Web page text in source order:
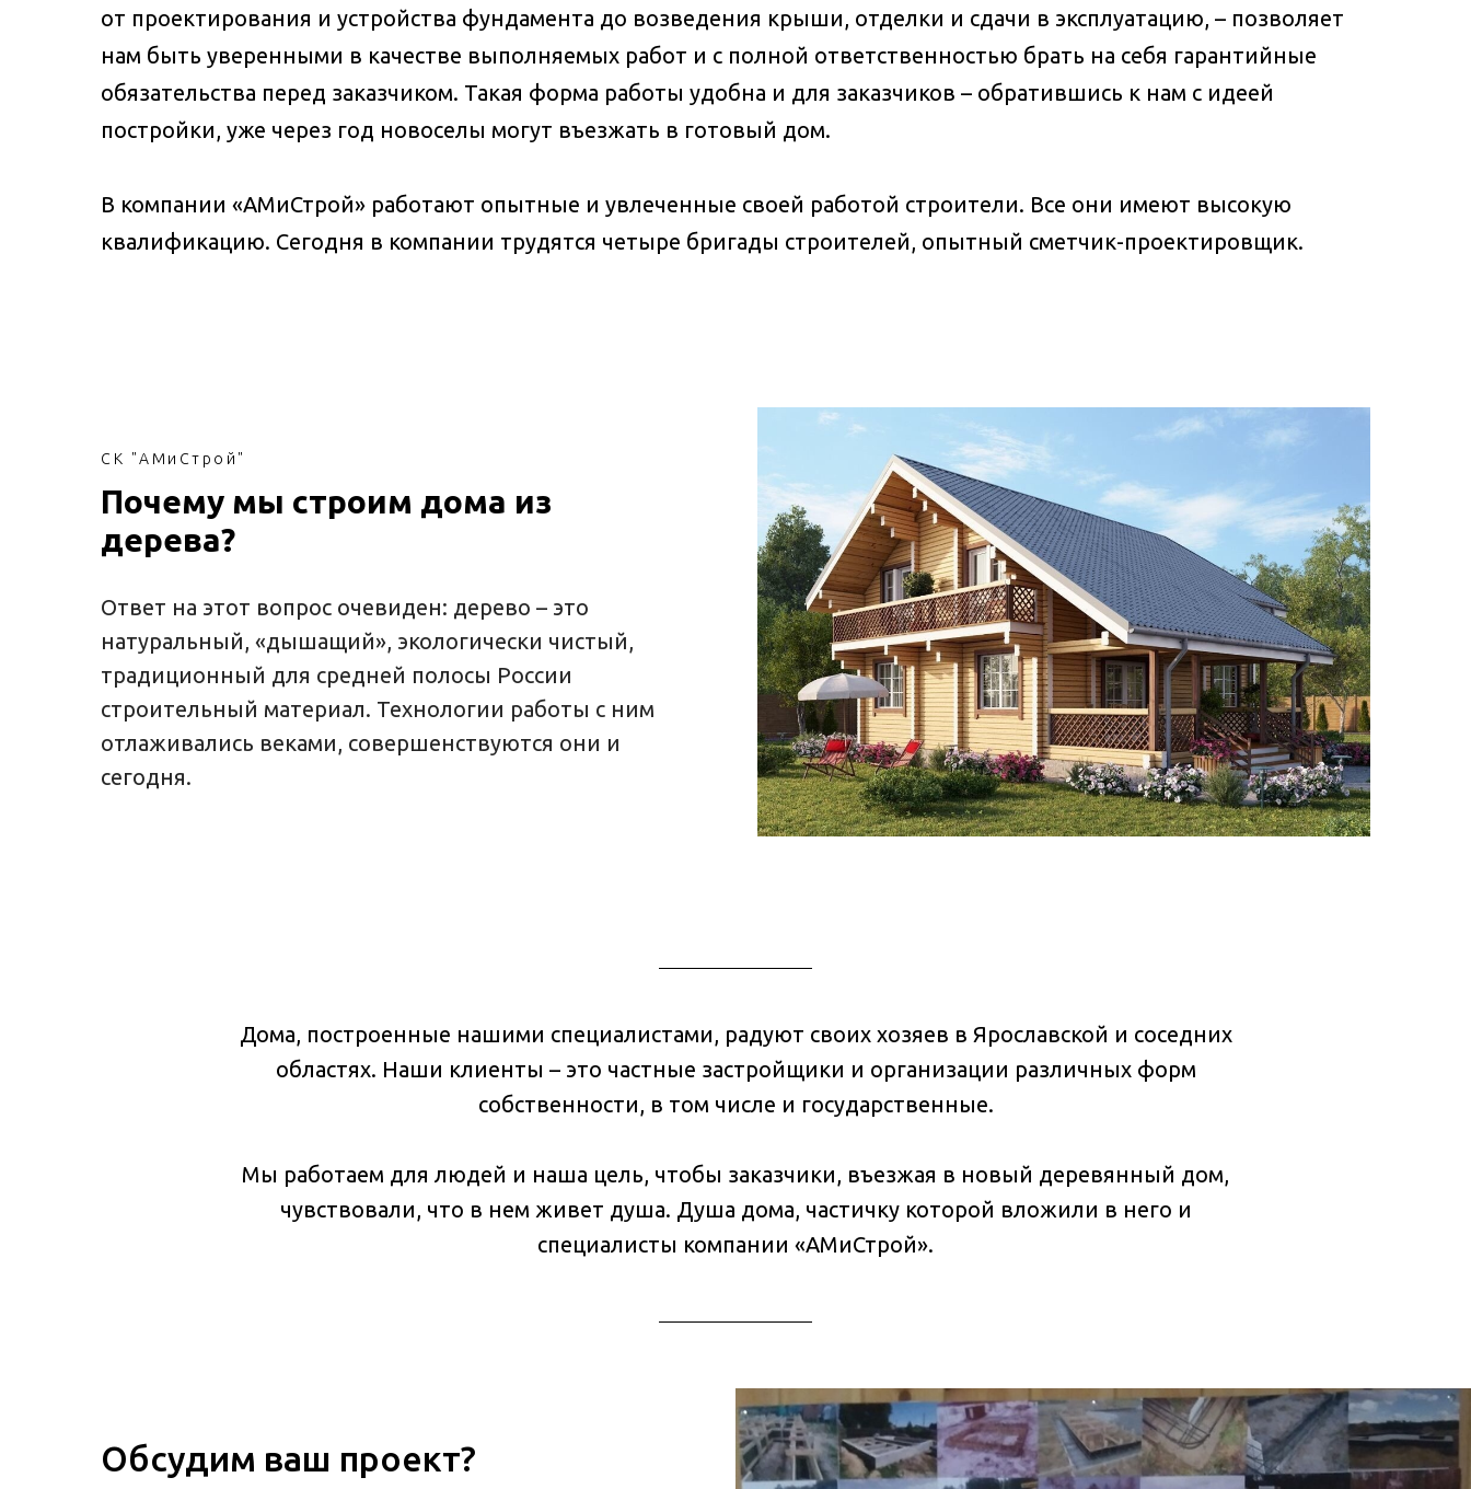
от проектирования и устройства фундамента до возведения крыши, отделки и сдачи в эксплуатацию, – позволяет
нам быть уверенными в качестве выполняемых работ и с полной ответственностью брать на себя гарантийные
обязательства перед заказчиком. Такая форма работы удобна и для заказчиков – обратившись к нам с идеей
постройки, уже через год новоселы могут въезжать в готовый дом.
В компании «АМиСтрой» работают опытные и увлеченные своей работой строители. Все они имеют высокую
квалификацию. Сегодня в компании трудятся четыре бригады строителей, опытный сметчик-проектировщик.
СК "АМиСтрой"
Почему мы строим дома из
дерева?
Ответ на этот вопрос очевиден: дерево – это
натуральный, «дышащий», экологически чистый,
традиционный для средней полосы России
строительный материал. Технологии работы с ним
отлаживались веками, совершенствуются они и
сегодня.
Дома, построенные нашими специалистами, радуют своих хозяев в Ярославской и соседних
областях. Наши клиенты – это частные застройщики и организации различных форм
собственности, в том числе и государственные.
Мы работаем для людей и наша цель, чтобы заказчики, въезжая в новый деревянный дом,
чувствовали, что в нем живет душа. Душа дома, частичку которой вложили в него и
специалисты компании «АМиСтрой».
Обсудим ваш проект?